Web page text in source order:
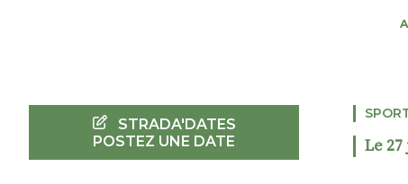
Le
STRADA'DATES
POSTEZ UNE DATE